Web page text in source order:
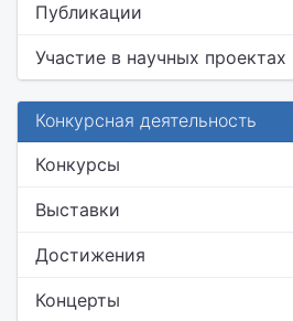
Публикации
Участие в научных проектах
Конкурсная деятельность
Конкурсы
Выставки
Достижения
Концерты